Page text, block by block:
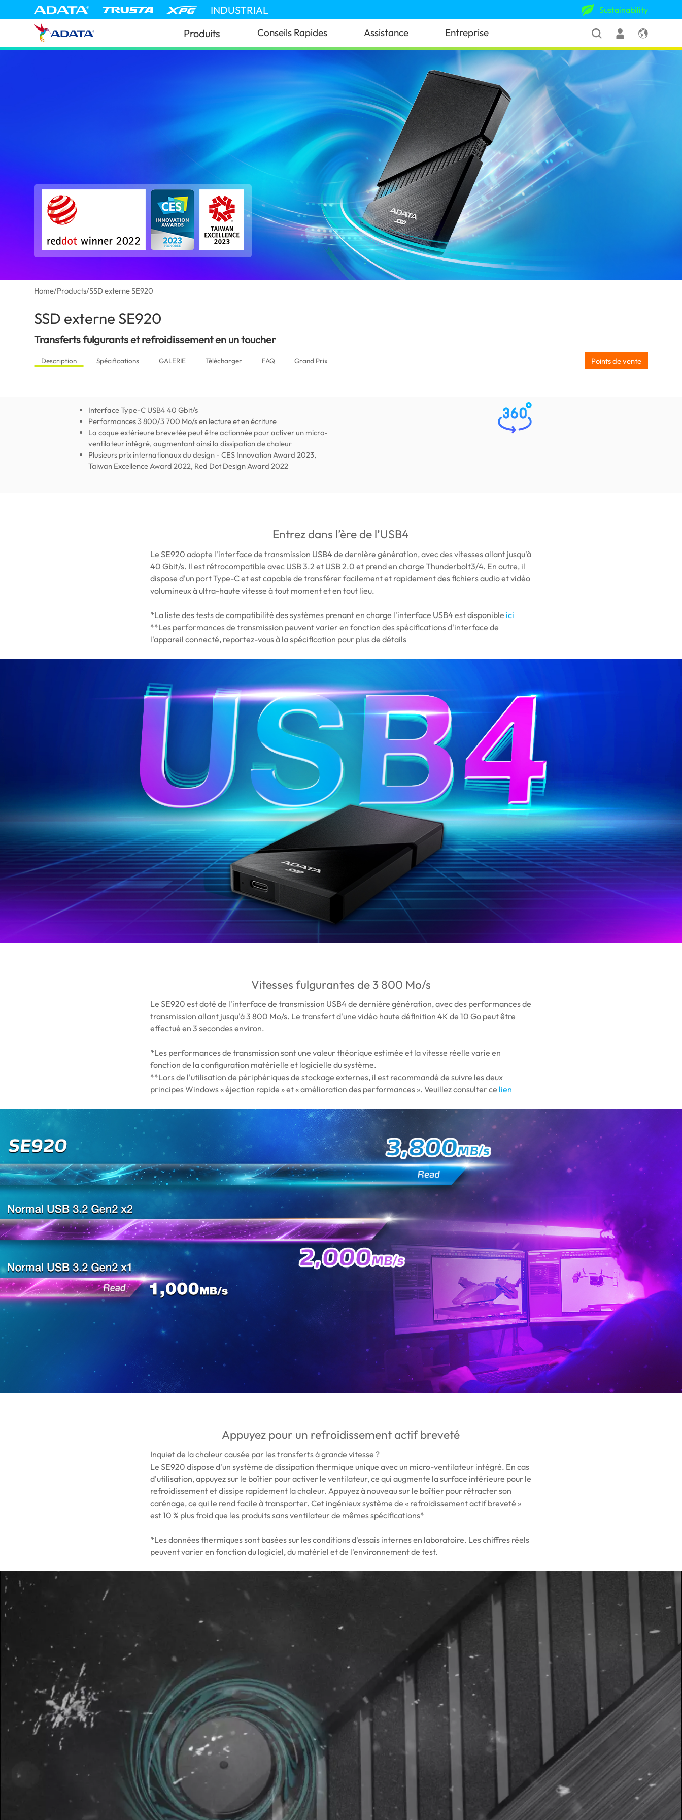
INDUSTRIAL Sustainability
Produits Conseils Rapides Assistance Entreprise
Home/Products/SSD externe SE920
SSD externe SE920
Transferts fulgurants et refroidissement en un toucher
Description Spécifications GALERIE Télécharger FAQ Grand Prix Points de vente
Interface Type-C USB4 40 Gbit/s
Performances 3 800/3 700 Mo/s en lecture et en écriture
La coque extérieure brevetée peut être actionnée pour activer un micro-
ventilateur intégré, augmentant ainsi la dissipation de chaleur
Plusieurs prix internationaux du design - CES Innovation Award 2023,
Taiwan Excellence Award 2022, Red Dot Design Award 2022
Entrez dans l’ère de l’USB4
Le SE920 adopte l'interface de transmission USB4 de dernière génération, avec des vitesses allant jusqu'à
40 Gbit/s. Il est rétrocompatible avec USB 3.2 et USB 2.0 et prend en charge Thunderbolt3/4. En outre, il
dispose d'un port Type-C et est capable de transférer facilement et rapidement des fichiers audio et vidéo
volumineux à ultra-haute vitesse à tout moment et en tout lieu.
*La liste des tests de compatibilité des systèmes prenant en charge l'interface USB4 est disponible ici
**Les performances de transmission peuvent varier en fonction des spécifications d'interface de
l'appareil connecté, reportez-vous à la spécification pour plus de détails
Vitesses fulgurantes de 3 800 Mo/s
Le SE920 est doté de l'interface de transmission USB4 de dernière génération, avec des performances de
transmission allant jusqu'à 3 800 Mo/s. Le transfert d'une vidéo haute définition 4K de 10 Go peut être
effectué en 3 secondes environ.
*Les performances de transmission sont une valeur théorique estimée et la vitesse réelle varie en
fonction de la configuration matérielle et logicielle du système.
**Lors de l'utilisation de périphériques de stockage externes, il est recommandé de suivre les deux
principes Windows « éjection rapide » et « amélioration des performances ». Veuillez consulter ce lien
Appuyez pour un refroidissement actif breveté
Inquiet de la chaleur causée par les transferts à grande vitesse ?
Le SE920 dispose d'un système de dissipation thermique unique avec un micro-ventilateur intégré. En cas
d'utilisation, appuyez sur le boîtier pour activer le ventilateur, ce qui augmente la surface intérieure pour le
refroidissement et dissipe rapidement la chaleur. Appuyez à nouveau sur le boîtier pour rétracter son
carénage, ce qui le rend facile à transporter. Cet ingénieux système de « refroidissement actif breveté »
est 10 % plus froid que les produits sans ventilateur de mêmes spécifications*
*Les données thermiques sont basées sur les conditions d'essais internes en laboratoire. Les chiffres réels
peuvent varier en fonction du logiciel, du matériel et de l'environnement de test.